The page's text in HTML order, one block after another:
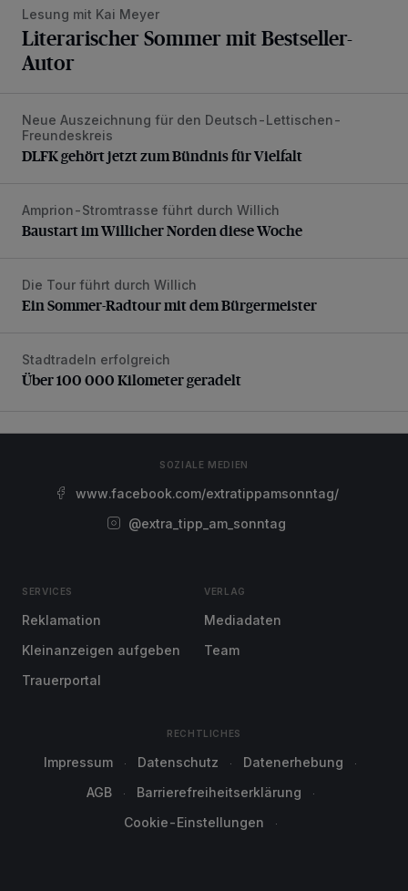
Lesung mit Kai Meyer
Literarischer Sommer mit Bestseller-
Autor
DLFK gehört jetzt zum Bündnis für Vielfalt
Neue Auszeichnung für den Deutsch-Lettischen-
Freundeskreis
DLFK gehört jetzt zum Bündnis für Vielfalt
Baustart im Willicher Norden diese Woche
Amprion-Stromtrasse führt durch Willich
Baustart im Willicher Norden diese Woche
Ein Sommer-Radtour mit dem Bürgermeister
Die Tour führt durch Willich
Ein Sommer-Radtour mit dem Bürgermeister
Über 100 000 Kilometer geradelt
Stadtradeln erfolgreich
Über 100 000 Kilometer geradelt
SOZIALE MEDIEN
www.facebook.com/extratippamsonntag/
@extra_tipp_am_sonntag
SERVICES
Reklamation
Kleinanzeigen aufgeben
Trauerportal
VERLAG
Mediadaten
Team
RECHTLICHES
Impressum Datenschutz
Datenerhebung
AGB
Barrierefreiheitserklärung
Cookie-Einstellungen